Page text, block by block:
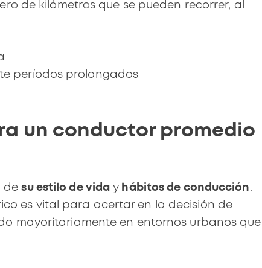
de kilómetros que se pueden recorrer, al
períodos prolongados
un conductor promedio
desu estilo de vida y hábitos de conducción.
es vital para acertar en la decisión de
mayoritariamente en entornos urbanos que